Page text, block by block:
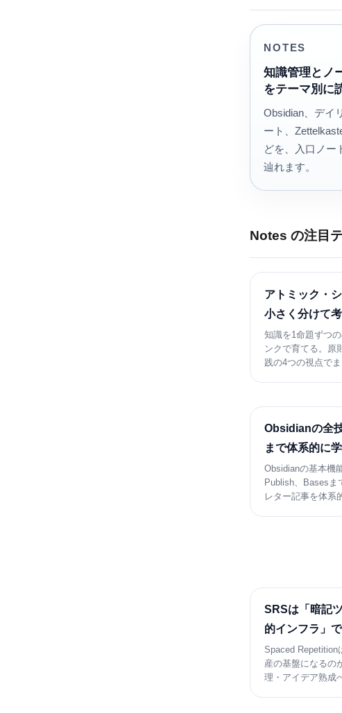
NOTES
知識管理とノ
をテーマ別に
Obsidian、デイ
ート、
どを、入口ノー
辿れます。
Notes の注目
アトミック・
小さく分けて
知識を1命題ずつ
ンクで育てる。原
践の4つの視点でま
Obsidianの全
まで体系的に
Obsidianの基本機
Publish、Basesま
レター記事を体系
SRSは「暗記
的インフラ」
Spaced Repetition
産の基盤になるの
理・アイデア熟成